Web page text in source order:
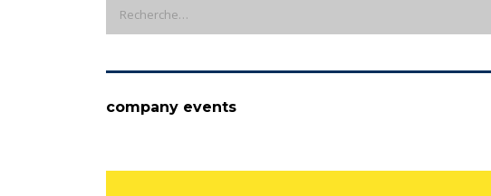
company events